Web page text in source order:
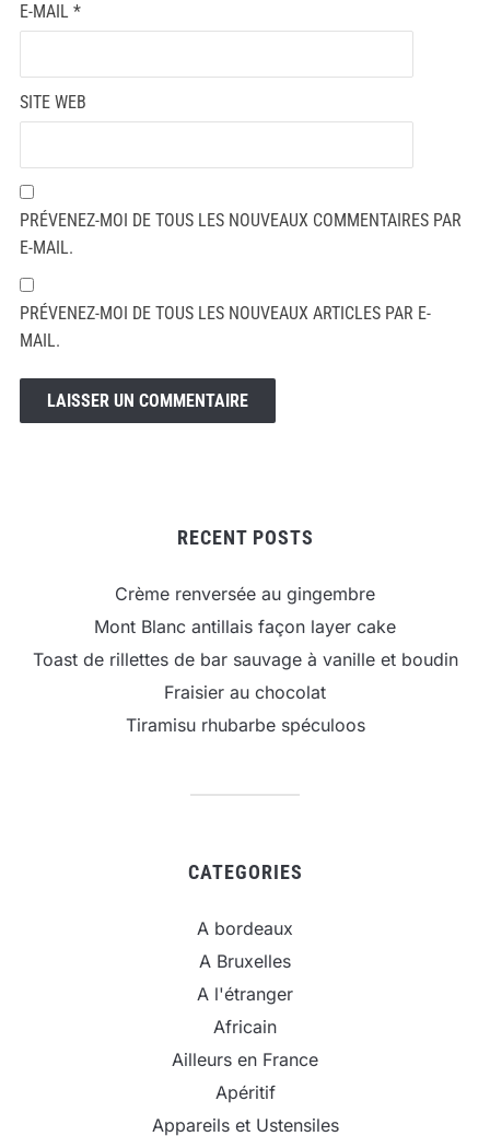
E-MAIL *
SITE WEB
PRÉVENEZ-MOI DE TOUS LES NOUVEAUX COMMENTAIRES PAR
E-MAIL.
PRÉVENEZ-MOI DE TOUS LES NOUVEAUX ARTICLES PAR E-
MAIL.
RECENT POSTS
Crème renversée au gingembre
Mont Blanc antillais façon layer cake
Toast de rillettes de bar sauvage à vanille et boudin
Fraisier au chocolat
Tiramisu rhubarbe spéculoos
CATEGORIES
A bordeaux
A Bruxelles
A l'étranger
Africain
Ailleurs en France
Apéritif
Appareils et Ustensiles